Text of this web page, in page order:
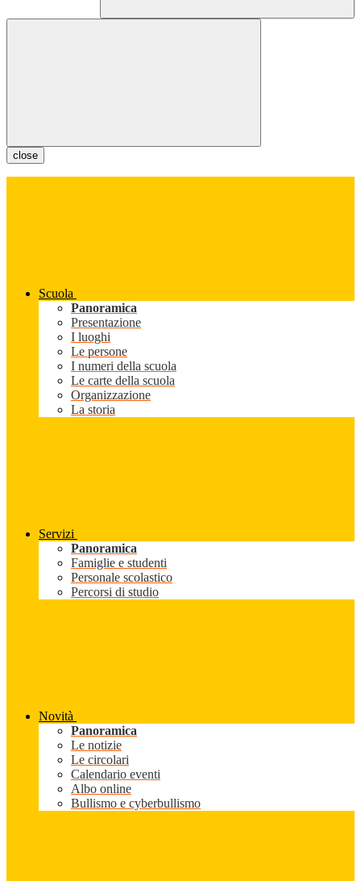
close
Scuola
Panoramica
Presentazione
I luoghi
Le persone
I numeri della scuola
Le carte della scuola
Organizzazione
La storia
Servizi
Panoramica
Famiglie e studenti
Personale scolastico
Percorsi di studio
Novità
Panoramica
Le notizie
Le circolari
Calendario eventi
Albo online
Bullismo e cyberbullismo